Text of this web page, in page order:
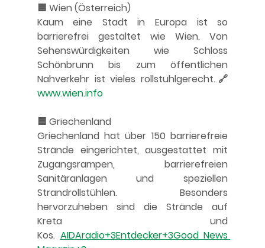
🟦 Wien (Österreich)
Kaum eine Stadt in Europa ist so
barrierefrei gestaltet wie Wien. Von
Sehenswürdigkeiten wie Schloss
Schönbrunn bis zum öffentlichen
www.wien.info
🟦 Griechenland
Griechenland hat über 150 barrierefreie
Strände eingerichtet, ausgestattet mit
Zugangsrampen, barrierefreien
Sanitäranlagen und speziellen
Strandrollstühlen. Besonders
hervorzuheben sind die Strände auf
Kreta und
Kos. AIDAradio+3Entdecker+3Good News